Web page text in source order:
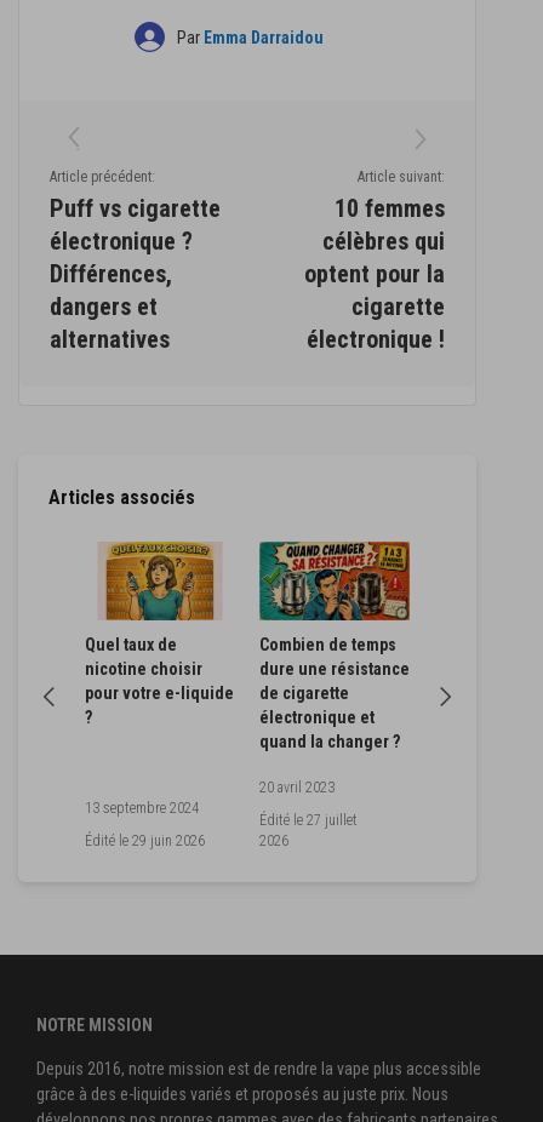
Par Emma Darraidou
Article précédent:
Puff vs cigarette
électronique ?
Différences,
dangers et
alternatives
Article suivant:
10 femmes
célèbres qui
optent pour la
cigarette
électronique !
Articles associés
choix
Quel taux de
nicotine choisir
pour votre e-liquide
?
13 septembre 2024
Édité le 29 juin 2026
Combien de temps
dure une résistance
de cigarette
électronique et
quand la changer ?
20 avril 2023
Édité le 27 juillet
2026
Différences,
NOTRE MISSION
Depuis 2016, notre mission est de rendre la vape plus accessible
grâce à des e-liquides variés et proposés au juste prix. Nous